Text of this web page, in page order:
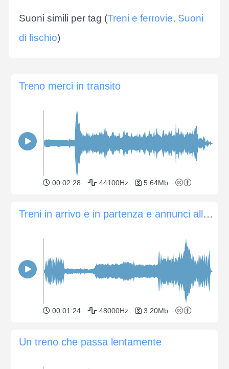
Suoni simili per tag (Treni e ferrovie, Suoni
di fischio)
Treno merci in transito
00:02:28 44100Hz 5.64Mb
Treni in arrivo e in partenza e annunci alla stazione centrale di Colonia
00:01:24 48000Hz 3.20Mb
Un treno che passa lentamente